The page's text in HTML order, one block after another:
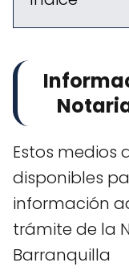
Estos medios
disponibles
información
trámite de la
Barranquilla